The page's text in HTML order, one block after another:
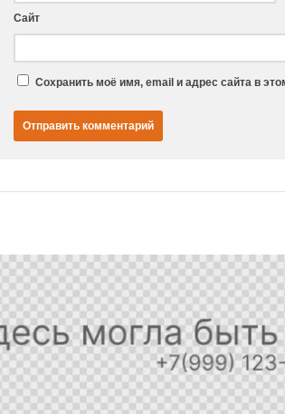
Сайт
Сохранить моё имя, email и адрес сайта в